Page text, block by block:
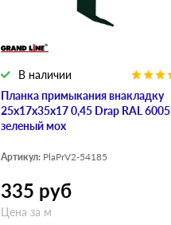
Планка примыкания внакладку
25х17х35х17 0,45 Drap RAL 6005
зеленый мох
В наличии
Артикул: PlaPrV2-54185
335 руб
Цена за м